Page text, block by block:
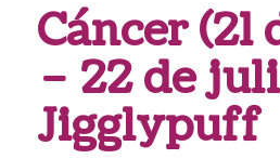
Cáncer
– 22 de
Jigglypuff